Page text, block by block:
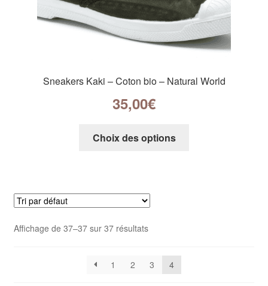
Sneakers Kaki – Coton bio – Natural World
35,00€
Choix des options
Affichage de 37–37 sur 37 résultats
1 2 3 4